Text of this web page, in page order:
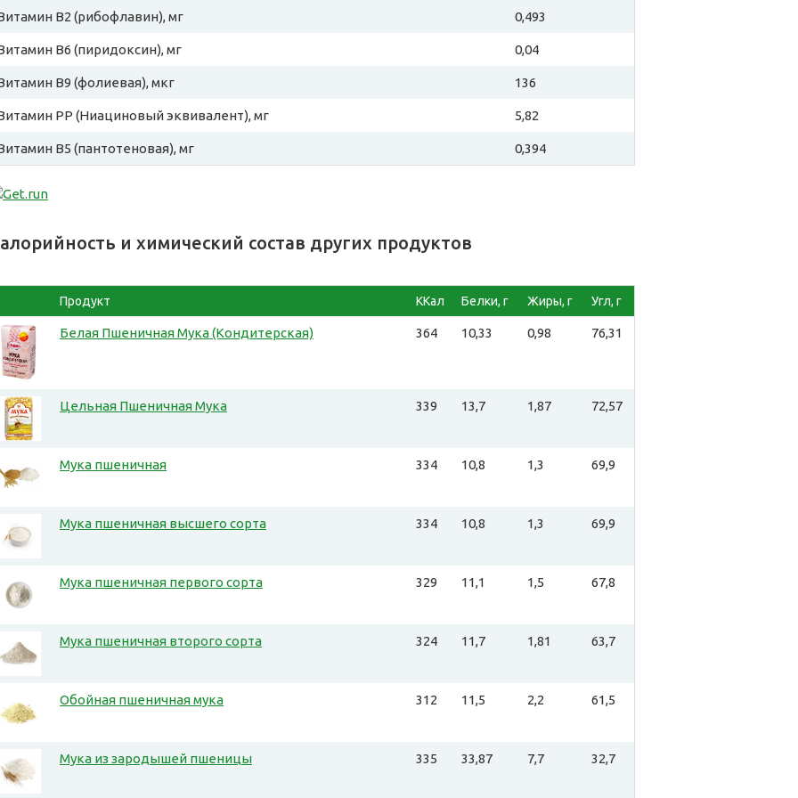
B2 (рибофлавин), мг 0,493
B6 (пиридоксин), мг 0,04
B9 (фолиевая), мкг 136
PP (Ниациновый эквивалент), мг 5,82
B5 (пантотеновая), мг 0,394
и химический состав других продуктов
Продукт ККал Белки, г Жиры, г Угл, г
Белая Пшеничная Мука (Кондитерская) 364 10,33 0,98 76,31
Цельная Пшеничная Мука 339 13,7 1,87 72,57
Мука пшеничная 334 10,8 1,3 69,9
Мука пшеничная высшего сорта 334 10,8 1,3 69,9
Мука пшеничная первого сорта 329 11,1 1,5 67,8
Мука пшеничная второго сорта 324 11,7 1,81 63,7
Обойная пшеничная мука 312 11,5 2,2 61,5
Мука из зародышей пшеницы 335 33,87 7,7 32,7